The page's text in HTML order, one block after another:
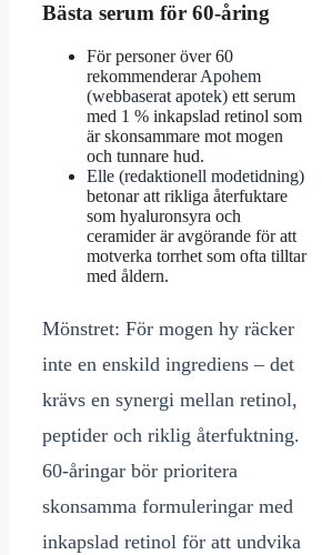
Bästa serum för 60-åring
För personer över 60
rekommenderarApohem
(webbaserat apotek) ett serum
med 1 % inkapslad retinol som
är skonsammare mot mogen
och tunnare hud.
Elle (redaktionell modetidning)
betonar att rikliga återfuktare
som hyaluronsyra och
ceramider är avgörande för att
motverka torrhet som ofta tilltar
med åldern.
Mönstret: För mogen hy räcker
inte en enskild ingrediens – det
krävs en synergi mellan retinol,
peptider och riklig återfuktning.
60-åringar bör prioritera
skonsamma formuleringar med
inkapslad retinol för att undvika